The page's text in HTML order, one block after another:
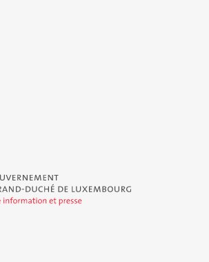
Grand-Duché de Luxembourg - Service